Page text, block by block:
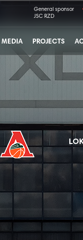
General sponsor
JSC RZD
MEDIA PROJECTS